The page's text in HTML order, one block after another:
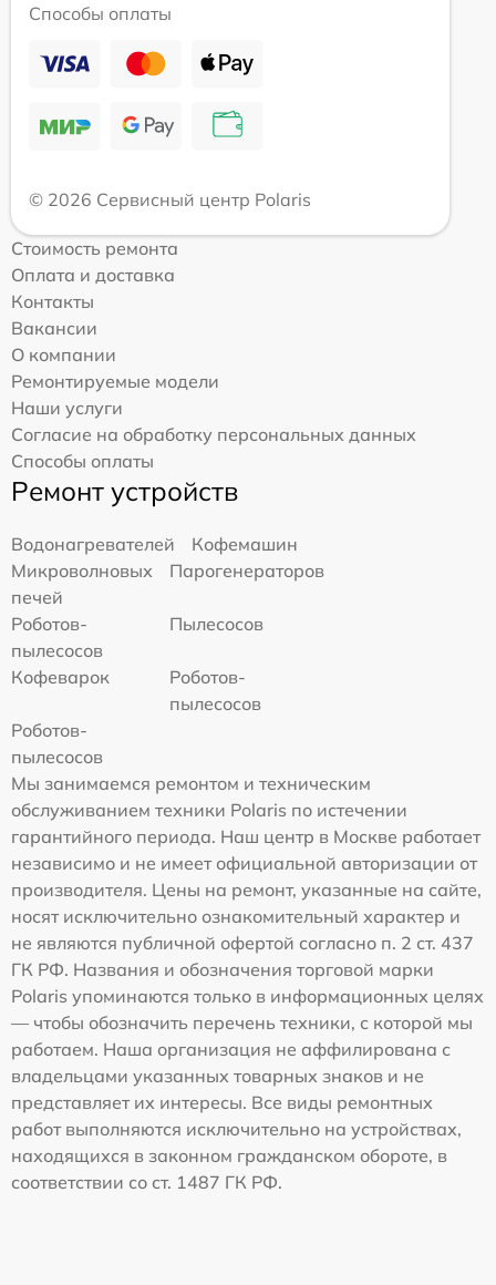
Способы оплаты
© 2026 Сервисный центр Polaris
Стоимость ремонта
Оплата и доставка
Контакты
Вакансии
О компании
Ремонтируемые модели
Наши услуги
Согласие на обработку персональных данных
Способы оплаты
Ремонт устройств
Водонагревателей
Кофемашин
Микроволновых
печей
Парогенераторов
Роботов-
пылесосов
Пылесосов
Кофеварок
Роботов-
пылесосов
Роботов-
пылесосов
Мы занимаемся ремонтом и техническим
обслуживанием техники Polaris по истечении
гарантийного периода. Наш центр в Москве работает
независимо и не имеет официальной авторизации от
производителя. Цены на ремонт, указанные на сайте,
носят исключительно ознакомительный характер и
не являются публичной офертой согласно п. 2 ст. 437
ГК РФ. Названия и обозначения торговой марки
Polaris упоминаются только в информационных целях
— чтобы обозначить перечень техники, с которой мы
работаем. Наша организация не аффилирована с
владельцами указанных товарных знаков и не
представляет их интересы. Все виды ремонтных
работ выполняются исключительно на устройствах,
находящихся в законном гражданском обороте, в
соответствии со ст. 1487 ГК РФ.